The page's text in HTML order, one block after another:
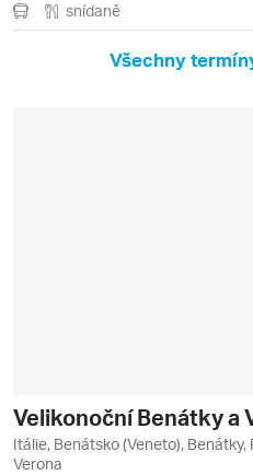
snídaně
Všechny
Velikonoční Benátky a
Itálie, Benátsko (Veneto), Benátky,
Verona